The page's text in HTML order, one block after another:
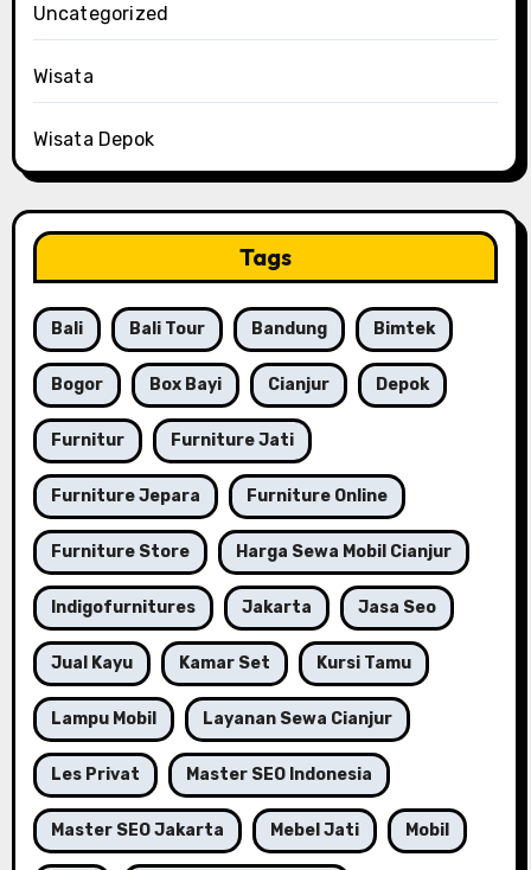
Uncategorized
Wisata
Wisata Depok
Tags
Bali Bali Tour Bandung Bimtek
Bogor Box Bayi Cianjur Depok
Furnitur Furniture Jati
Furniture Jepara Furniture Online
Furniture Store Harga Sewa Mobil Cianjur
Indigofurnitures Jakarta Jasa Seo
Jual Kayu Kamar Set Kursi Tamu
Lampu Mobil Layanan Sewa Cianjur
Les Privat Master SEO Indonesia
Master SEO Jakarta Mebel Jati Mobil